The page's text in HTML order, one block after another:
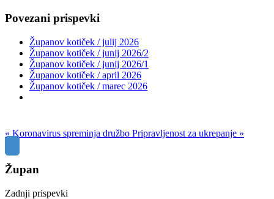
Povezani prispevki
Županov kotiček / julij 2026
Županov kotiček / junij 2026/2
Županov kotiček / junij 2026/1
Županov kotiček / april 2026
Županov kotiček / marec 2026
« Koronavirus spreminja družbo Pripravljenost za ukrepanje »
Župan
Zadnji prispevki